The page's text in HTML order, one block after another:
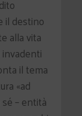
il destino
alla vita
il tema
«ad
– entità